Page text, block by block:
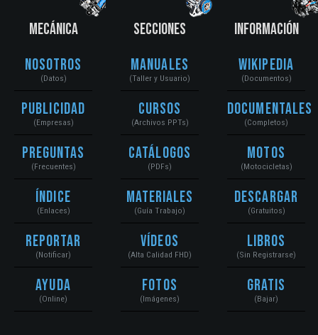
MECÁNICA
Nosotros
(Datos)
Publicidad
(Empresas)
Preguntas
(Frecuentes)
Índice
(Enlaces)
Reportar
(Notificar)
Ayuda
(Online)
SECCIONES
Manuales
(Taller y Usuario)
Cursos
(Archivos PPTs)
Catálogos
(PDFs)
Materiales
(Guía Trabajo)
Vídeos
(Alta Calidad FHD)
Fotos
(Imágenes)
INFORMACIÓN
Wikipedia
(Documentos)
Documentales
(Completos)
Motos
(Motocicletas)
Descargar
(Gratuitos)
Libros
(Sin Registrarse)
Gratis
(Bajar)